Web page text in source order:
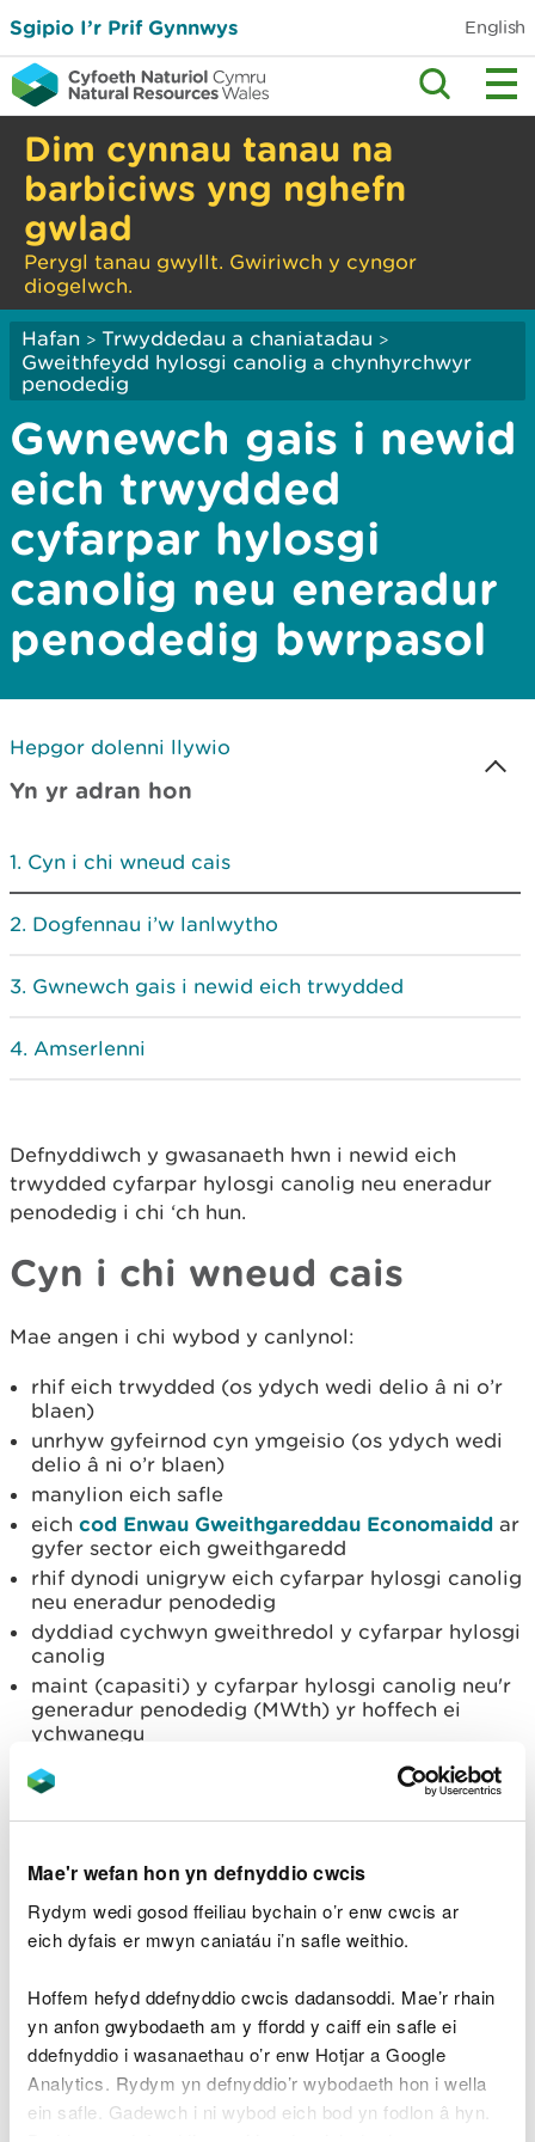
Mae'r wefan hon yn defnyddio cwcis
Rydym wedi gosod ffeiliau bychain o’r enw cwcis ar
eich dyfais er mwyn caniatáu i’n safle weithio.
Hoffem hefyd ddefnyddio cwcis dadansoddi. Mae’r rhain
yn anfon gwybodaeth am y ffordd y caiff ein safle ei
ddefnyddio i wasanaethau o’r enw Hotjar a Google
Analytics. Rydym yn defnyddio’r wybodaeth hon i wella
ein safle. Gadewch i ni wybod eich bod yn fodlon â hyn.
Sgipio I’r Prif Gynnwys English
Dim cynnau tanau na
barbiciws yng nghefn
gwlad
Perygl tanau gwyllt. Gwiriwch y cyngor
diogelwch.
Hafan > Trwyddedau a chaniatadau >
Gweithfeydd hylosgi canolig a chynhyrchwyr
penodedig
Gwnewch gais i newid
eich trwydded
cyfarpar hylosgi
canolig neu eneradur
penodedig bwrpasol
Hepgor dolenni llywio
Yn yr adran hon
Cyn i chi wneud cais
Dogfennau i’w lanlwytho
Gwnewch gais i newid eich trwydded
Amserlenni
Defnyddiwch y gwasanaeth hwn i newid eich
trwydded cyfarpar hylosgi canolig neu eneradur
penodedig i chi ‘ch hun.
Cyn i chi wneud cais
Mae angen i chi wybod y canlynol:
rhif eich trwydded (os ydych wedi delio â ni o’r
blaen)
unrhyw gyfeirnod cyn ymgeisio (os ydych wedi
delio â ni o’r blaen)
manylion eich safle
eich cod Enwau Gweithgareddau Economaidd ar
gyfer sector eich gweithgaredd
rhif dynodi unigryw eich cyfarpar hylosgi canolig
neu eneradur penodedig
dyddiad cychwyn gweithredol y cyfarpar hylosgi
canolig
maint (capasiti) y cyfarpar hylosgi canolig neu'r
generadur penodedig (MWth) yr hoffech ei
ychwanegu
os yw troseddau yn effeithio ar bobl berthnasol
os yw ansolfedd neu fethdaliad yn effeithio ar
bobl berthnasol
ein taliadau trwydded
sut i dalu
Dogfennau i’w lanlwytho
Bydd angen i chi lanlwytho rhai neu bob un o'r
dogfennau canlynol i'ch cais.
templed canlyniadauofferyn sgrinio hylosgi